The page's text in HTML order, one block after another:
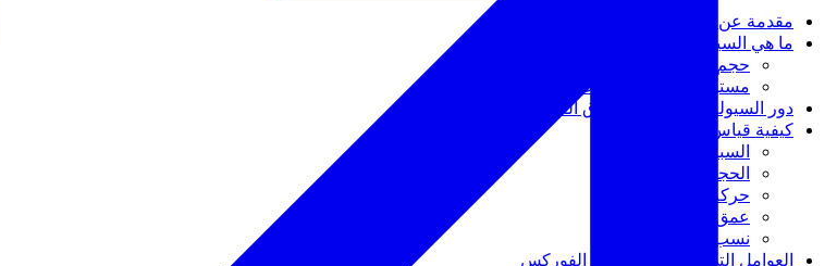
مقدمة عن السيولة
ما هي السيولة في الفوركس؟
حجم التداول
مستويات سيولة العملات
دور السيولة في استقرار سوق الفوركس
كيفية قياس سيولة الفوركس
السبريد
الحجم
حركة الأسعار
عمق السوق
نسب السيولة
العوامل التي تؤثر على سيولة الفوركس